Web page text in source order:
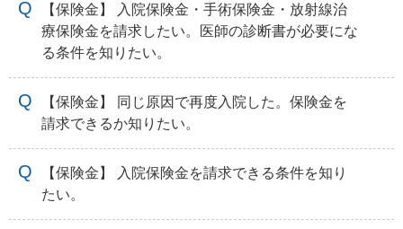
【保険金】 入院保険金・手術保険金・放射線治
療保険金を請求したい。医師の診断書が必要にな
る条件を知りたい。
【保険金】 同じ原因で再度入院した。保険金を
請求できるか知りたい。
【保険金】 入院保険金を請求できる条件を知り
たい。